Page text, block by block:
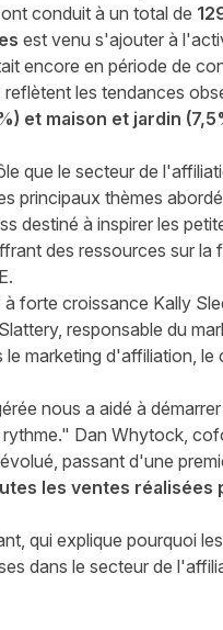
ont conduit à un total de
est venu s'ajouter à
encore en période de
les tendances
et maison et jardin
que le secteur de
principaux thèmes
destiné à inspirer les
des ressources sur la
à forte croissance Kally
responsable du
marketing d'affiliation, le
nous a aidé à
Dan Whytock,
passant d'une
les ventes réalisées
qui explique pourquoi
dans le secteur de